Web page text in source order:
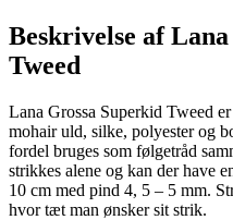
Beskrivelse af
Tweed
Lana Grossa Superkid Tweed
mohair uld, silke, polyester og
fordel bruges som følgetråd
strikkes alene og kan der have
10 cm med pind 4, 5 – 5 mm.
hvor tæt man ønsker sit strik.